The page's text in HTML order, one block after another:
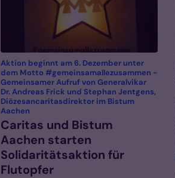
Aktion beginnt am 6. Dezember unter
dem Motto #gemeinsamallezusammen -
Gemeinsamer Aufruf von Generalvikar
Dr. Andreas Frick und Stephan Jentgens,
Diözesancaritasdirektor im Bistum
Aachen
Caritas und Bistum
Aachen starten
Solidaritätsaktion für
Flutopfer